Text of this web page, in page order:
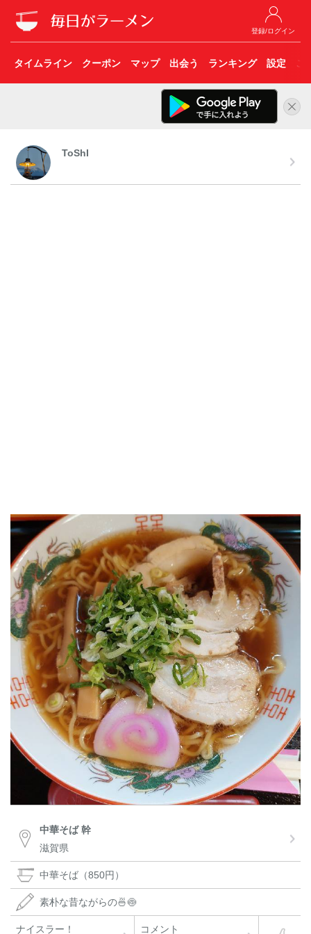
登録/ログイン
タイムライン クーポン マップ 出会う ランキング 設定 こ
ToShI
中華そば 幹
滋賀県
中華そば（850円）
素朴な昔ながらの🍜🍥
ナイスラー！ コメント